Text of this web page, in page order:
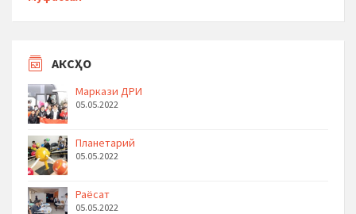
АКСҲО
Маркази ДРИ
05.05.2022
Планетарий
05.05.2022
Раёсат
05.05.2022